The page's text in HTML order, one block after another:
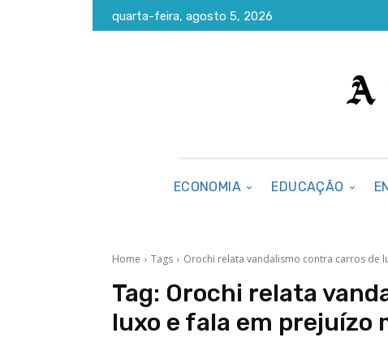
quarta-feira, agosto 5, 2026
ECONOMIA EDUCAÇÃO
Home Tags Orochi relata vandalismo contra carros de
Tag: Orochi relata
luxo e fala em prejuízo